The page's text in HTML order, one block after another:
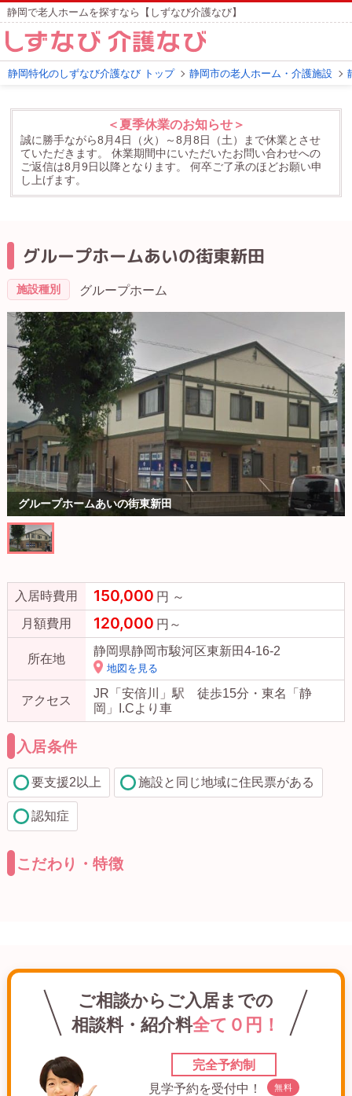
静岡で老人ホームを探すなら【しずなび介護なび】
静岡特化のしずなび介護なび トップ 静岡市の老人ホーム・介護施設
＜夏季休業のお知らせ＞
誠に勝手ながら8月4日（火）～8月8日（土）まで休業とさせ
ていただきます。
休業期間中にいただいたお問い合わせへの
ご返信は8月9日以降となります。
何卒ご了承のほどお願い申
し上げます。
グループホームあいの街東新田
施設種別 グループホーム
グループホームあいの街東新田
入居時費用 150,000 円 ～
月額費用
120,000 円～
所在地
静岡県静岡市駿河区東新田4-16-2
地図を見る
アクセス
JR「安倍川」駅 徒歩15分・東名「静
岡」I.Cより車
入居条件
要支援2以上 施設と同じ地域に住民票がある
認知症
こだわり・特徴
ご相談からご入居までの
相談料・紹介料全て０円！
完全予約制
見学予約を受付中！
無料